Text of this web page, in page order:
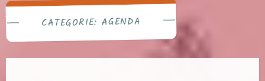
CATEGORIE:AGENDA